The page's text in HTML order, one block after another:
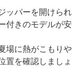
ッパーを開けられ
付きのモデルが安
場に熱がこもりや
置を確認しましょ